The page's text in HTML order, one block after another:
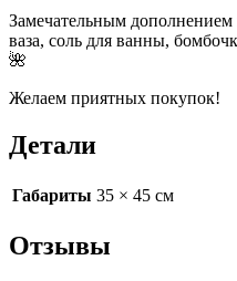
Замечательным дополнением
ваза, соль для ванны,
🌺
Желаем приятных покупок!
Детали
Габариты 35 × 45 см
Отзывы